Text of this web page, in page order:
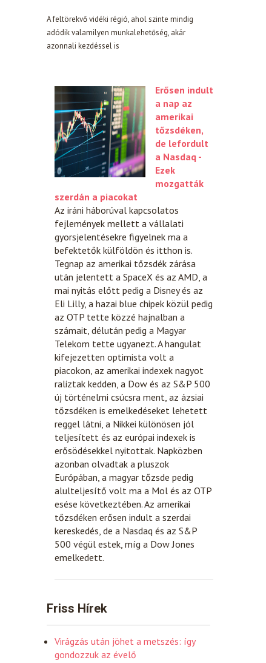
A feltörekvő vidéki régió, ahol szinte mindig
adódik valamilyen munkalehetőség, akár
azonnali kezdéssel is
Erősen indult
a nap az
amerikai
tőzsdéken,
de lefordult
a Nasdaq -
Ezek
mozgatták
szerdán a piacokat
Az iráni háborúval kapcsolatos
fejlemények mellett a vállalati
gyorsjelentésekre figyelnek ma a
befektetők külföldön és itthon is.
Tegnap az amerikai tőzsdék zárása
után jelentett a SpaceX és az AMD, a
mai nyitás előtt pedig a Disney és az
Eli Lilly, a hazai blue chipek közül pedig
az OTP tette közzé hajnalban a
számait, délután pedig a Magyar
Telekom tette ugyanezt. A hangulat
kifejezetten optimista volt a
piacokon, az amerikai indexek nagyot
raliztak kedden, a Dow és az S&P 500
új történelmi csúcsra ment, az ázsiai
tőzsdéken is emelkedéseket lehetett
reggel látni, a Nikkei különösen jól
teljesített és az európai indexek is
erősödésekkel nyitottak. Napközben
azonban olvadtak a pluszok
Európában, a magyar tőzsde pedig
alulteljesítő volt ma a Mol és az OTP
esése következtében. Az amerikai
tőzsdéken erősen indult a szerdai
kereskedés, de a Nasdaq és az S&P
500 végül estek, míg a Dow Jones
emelkedett.
Friss Hírek
Virágzás után jöhet a metszés: így
gondozzuk az évelő